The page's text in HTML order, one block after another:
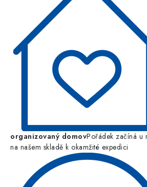
organizovaný domovPořádek začíná u
na našem skladě k okamžité expedici